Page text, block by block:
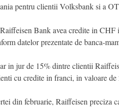
pentru clientii Volksbank si a
Bank avea credite in
datelor prezentate de banca-
in jur de 15% dintre clientii
cu credite in franci, in valoare
din februarie, Raiffeisen preciza